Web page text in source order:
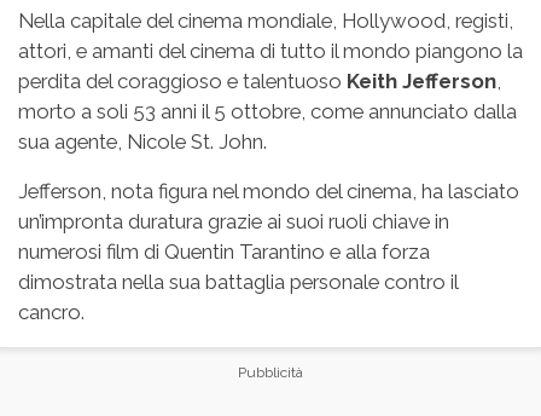
Nella capitale del cinema mondiale, Hollywood, registi,
attori, e amanti del cinema di tutto il mondo piangono la
perdita del coraggioso e talentuoso Keith Jefferson,
morto a soli 53 anni il 5 ottobre, come annunciato dalla
sua agente, Nicole St. John.
Jefferson, nota figura nel mondo del cinema, ha lasciato
un’impronta duratura grazie ai suoi ruoli chiave in
numerosi film di Quentin Tarantino e alla forza
dimostrata nella sua battaglia personale contro il
cancro.